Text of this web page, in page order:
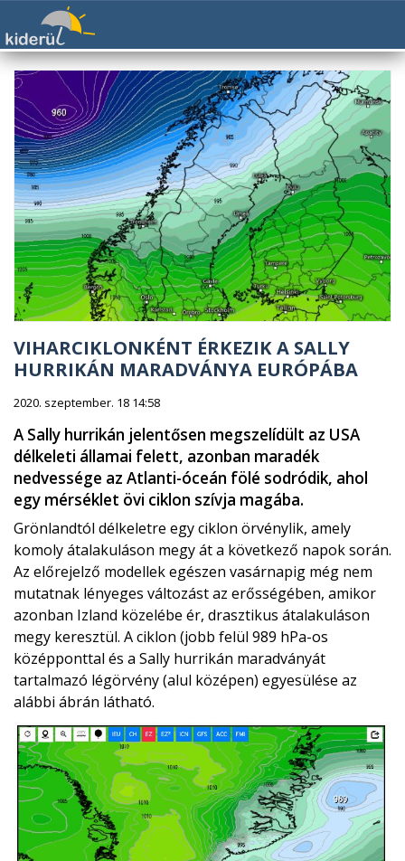
VIHARCIKLONKÉNT ÉRKEZIK A SALLY
HURRIKÁN MARADVÁNYA EURÓPÁBA
2020. szeptember. 18 14:58
A Sally hurrikán jelentősen megszelídült az USA
délkeleti államai felett, azonban maradék
nedvessége az Atlanti-óceán fölé sodródik, ahol
egy mérséklet övi ciklon szívja magába.
Grönlandtól délkeletre egy ciklon örvénylik, amely
komoly átalakuláson megy át a következő napok során.
Az előrejelző modellek egészen vasárnapig még nem
mutatnak lényeges változást az erősségében, amikor
azonban Izland közelébe ér, drasztikus átalakuláson
megy keresztül. A ciklon (jobb felül 989 hPa-os
középponttal és a Sally hurrikán maradványát
tartalmazó légörvény (alul középen) egyesülése az
alábbi ábrán látható.